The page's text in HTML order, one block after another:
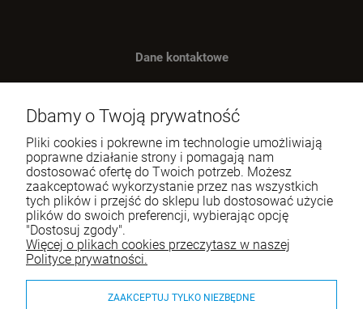
Dane kontaktowe
ul. Wręczycka 268
42-202 Częstochowa
NIP: 9492236947
Tel.:
795-760-030
E-mail: sklep@itali.pl
Pomoc
Moje konto
Dbamy o Twoją prywatność
Pliki cookies i pokrewne im technologie umożliwiają
poprawne działanie strony i pomagają nam
dostosować ofertę do Twoich potrzeb. Możesz
zaakceptować wykorzystanie przez nas wszystkich
tych plików i przejść do sklepu lub dostosować użycie
plików do swoich preferencji, wybierając opcję
"Dostosuj zgody".
Więcej o plikach cookies przeczytasz w naszej
Polityce prywatności.
ZAAKCEPTUJ TYLKO NIEZBĘDNE